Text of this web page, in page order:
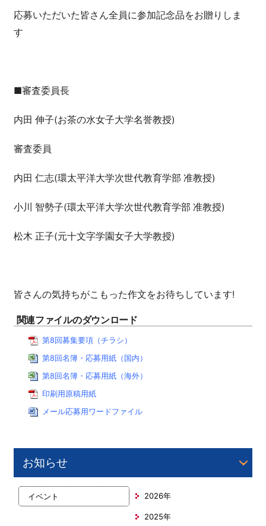
応募いただいた皆さん全員に参加記念品をお贈りしま
す
■審査委員長
内田 伸子(お茶の水女子大学名誉教授)
審査委員
内田 仁志(環太平洋大学次世代教育学部 准教授)
小川 智勢子(環太平洋大学次世代教育学部 准教授)
松木 正子(元十文字学園女子大学教授)
皆さんの気持ちがこもった作文をお待ちしています!
関連ファイルのダウンロード
第8回募集要項（チラシ）
第8回名簿・応募用紙（国内）
第8回名簿・応募用紙（海外）
印刷用原稿用紙
メール応募用ワードファイル
お知らせ
イベント 2026年
2025年